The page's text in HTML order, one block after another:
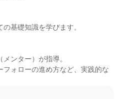
基礎知識を学びます。
ンター）が指導。
ォローの進め方など、実践的な